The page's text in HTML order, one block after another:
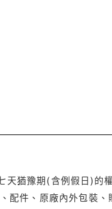
天猶豫期(含例假日)
件、原廠內外包裝